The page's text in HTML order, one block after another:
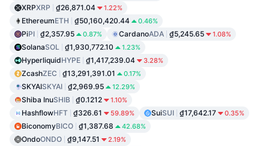
XRPXRP ₫26,871.04 1.22%
EthereumETH ₫50,160,420.44 0.46%
PiPI ₫2,357.95 0.87% CardanoADA ₫5,245.65 1.08%
SolanaSOL ₫1,930,772.10 1.23%
HyperliquidHYPE ₫1,417,239.04 3.28%
ZcashZEC ₫13,291,391.01 0.17%
SKYAISKYAI ₫2,969.95 12.29%
Shiba InuSHIB ₫0.1212 1.10%
HashflowHFT ₫326.61 59.89% SuiSUI ₫17,642.17 0.35%
BiconomyBICO ₫1,387.68 42.68%
OndoONDO ₫9,147.51 2.19%